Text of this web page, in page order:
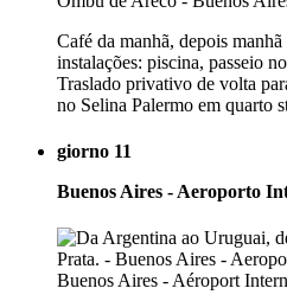
Café da manhã, depois
instalações: piscina, passeio
Traslado privativo de volta
no Selina Palermo em quarto
giorno 11
Buenos Aires - Aeroporto